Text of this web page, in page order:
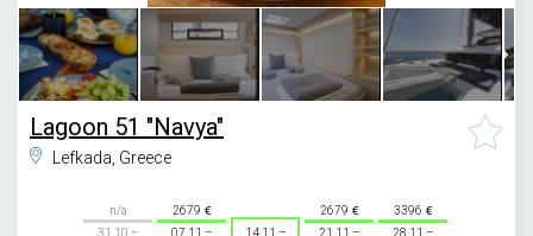
Lagoon 51 "Navya"
Lefkada, Greece
n/a
31.10 –
2679
07.11 –
14.11 –
2679
21.11 –
3396
28.11 –